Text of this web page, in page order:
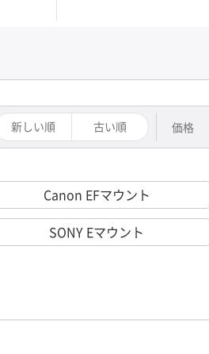
新しい順 古い順 価格
Canon EFマウント
SONY Eマウント